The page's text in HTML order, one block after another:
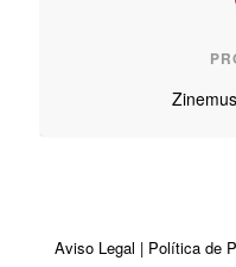
Aviso Legal | Política de